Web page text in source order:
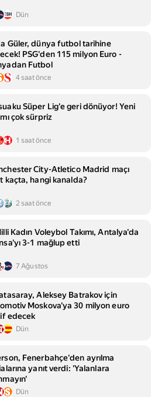
Dün
Güler, dünya futbol tarihine
PSG'den 115 milyon Euro -
Futbol
4 saat önce
Süper Lig'e geri dönüyor! Yeni
çok sürpriz
1 saat önce
City-Atletico Madrid maçı
kaçta, hangi kanalda?
2 saat önce
Kadın Voleybol Takımı, Antalya'da
3-1 mağlup etti
7 Ağustos
Aleksey Batrakov için
Moskova'ya 30 milyon euro
edecek
Dün
Fenerbahçe'den ayrılma
yanıt verdi: 'Yalanlara
Dün